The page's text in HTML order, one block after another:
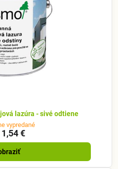
lazúra - sivé odtiene
vypredané
€